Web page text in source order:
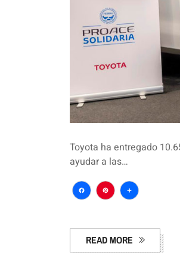
Toyota ha entregado
ayudar a las…
Facebook
Pinterest
READ MORE